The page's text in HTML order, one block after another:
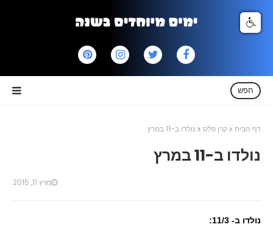
חפש
דף הבית קרן פלס נולדו ב-11 במרץ
נולדו ב-11 במרץ
מרץ 11, 2015
נולדו ב- 11/3: